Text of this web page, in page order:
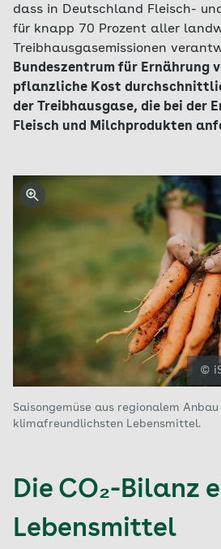
dass in Deutschland Fleisch-
für knapp 70 Prozent aller
Treibhausgasemissionen
Bundeszentrum für Ernährung
pflanzliche Kost
der Treibhausgase, die bei der
Fleisch und Milchprodukten
©
Saisongemüse aus regionalem
klimafreundlichsten Lebensmittel.
Die CO₂-Bilanz
Lebensmittel